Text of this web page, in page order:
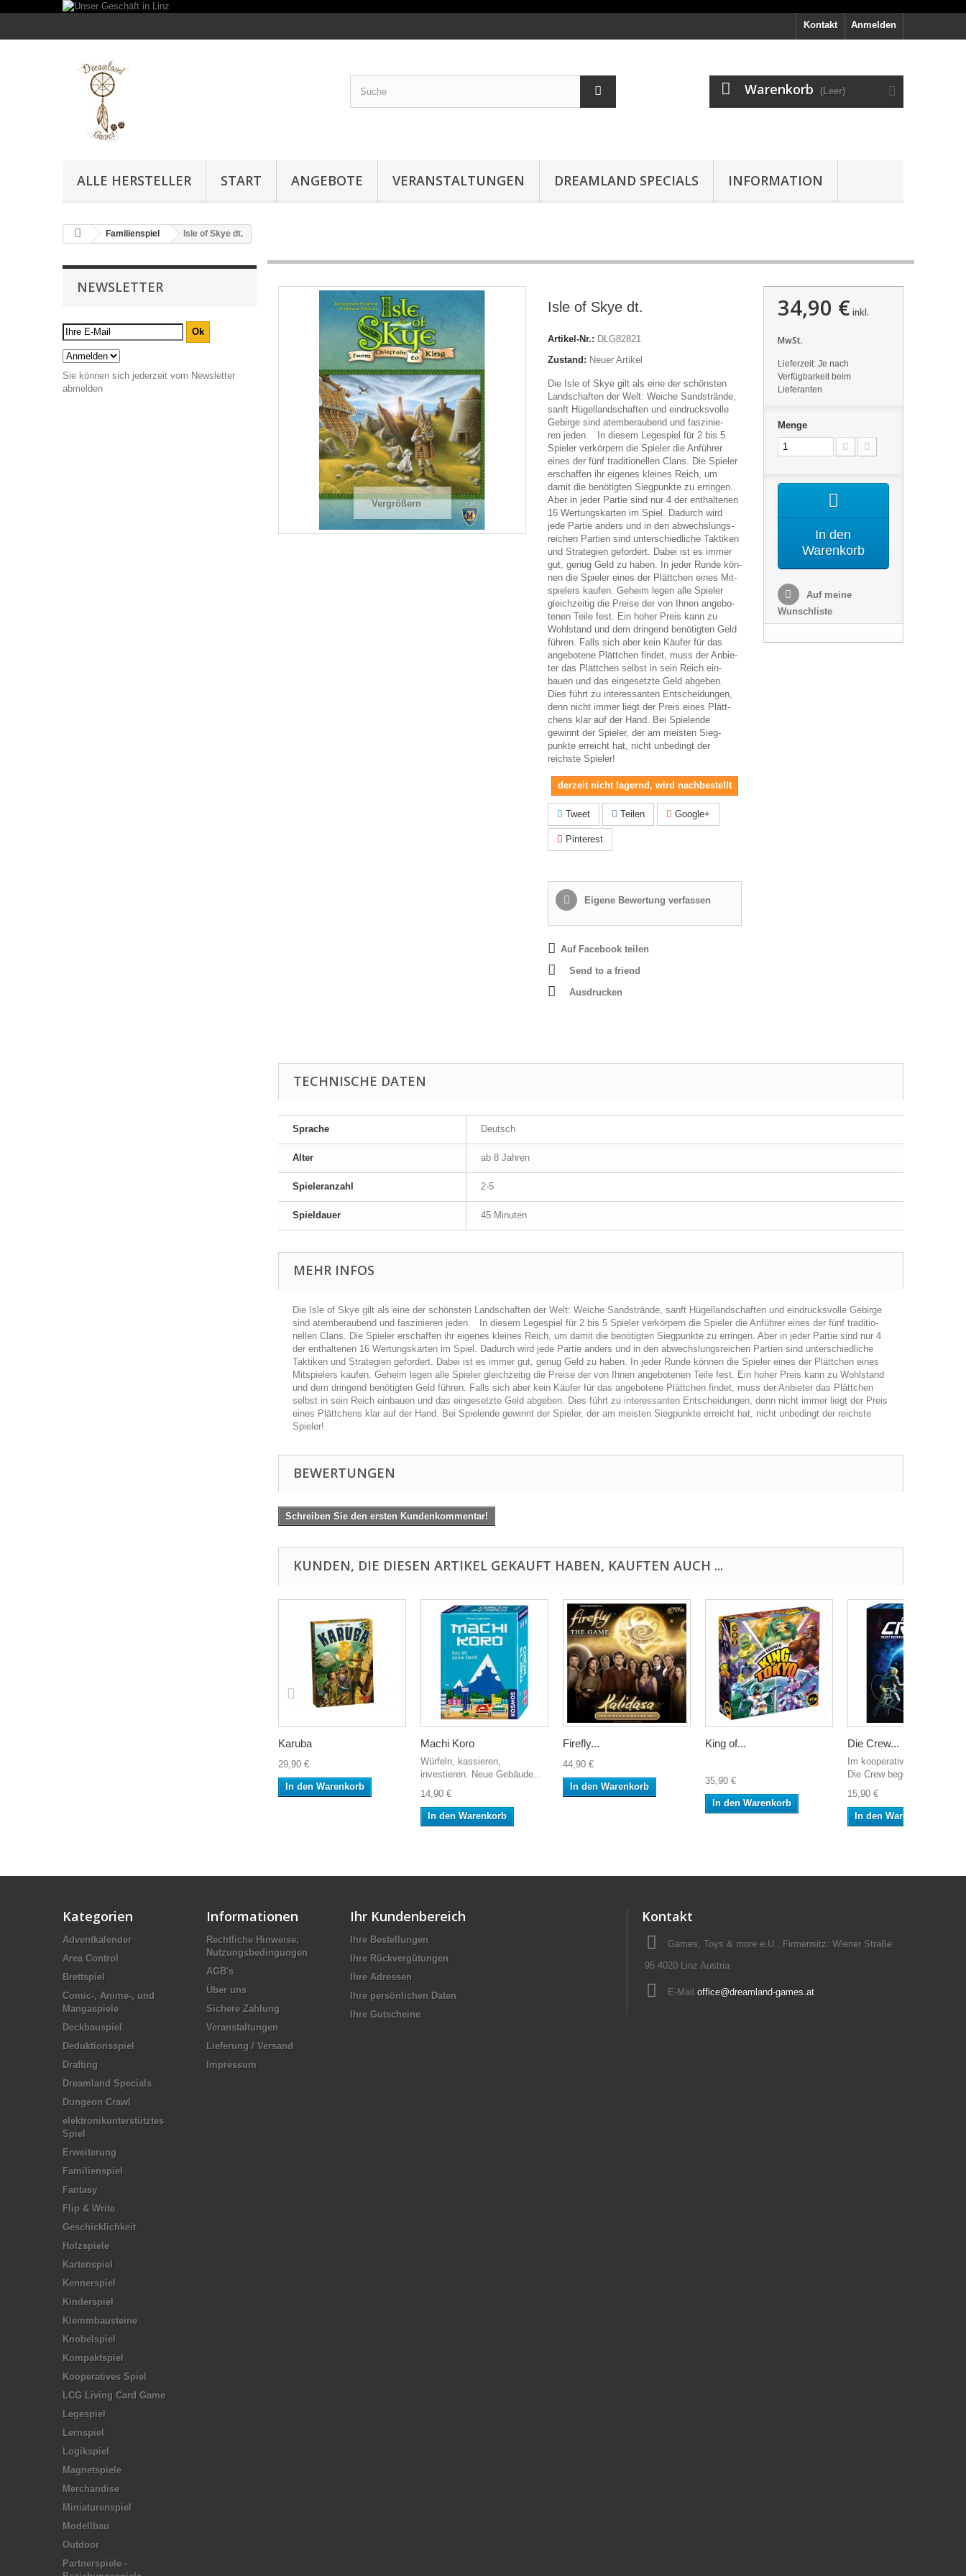
Anmelden
Kontakt
Warenkorb (Leer)
ALLE HERSTELLER START ANGEBOTE VERANSTALTUNGEN DREAMLAND SPECIALS INFORMATION
Familienspiel Isle of Skye dt.
NEWSLETTER
Sie können sich jederzeit vom Newsletter
abmelden
Vergrößern
Isle of Skye dt.
Artikel-Nr.: DLG82821
Zustand: Neuer Artikel
Die Isle of Skye gilt als eine der schöns­ten
Land­schaf­ten der Welt: Wei­che Sand­strände,
sanft Hügel­land­schaf­ten und ein­drucks­volle
Gebirge sind atem­be­rau­bend und fas­zi­nie­
ren jeden. In die­sem Lege­spiel für 2 bis 5
Spie­ler ver­kör­pern die Spie­ler die Anfüh­rer
eines der fünf tra­di­tio­nel­len Clans. Die Spie­ler
erschaf­fen ihr eige­nes klei­nes Reich, um
damit die benö­tig­ten Sieg­punkte zu errin­gen.
Aber in jeder Par­tie sind nur 4 der ent­hal­te­nen
16 Wer­tungs­kar­ten im Spiel. Dadurch wird
jede Par­tie anders und in den abwechs­lungs­
rei­chen Par­tien sind unter­schied­li­che Tak­ti­ken
und Stra­te­gien gefordert. Dabei ist es immer
gut, genug Geld zu haben. In jeder Runde kön­
nen die Spie­ler eines der Plätt­chen eines Mit­
spie­lers kau­fen. Geheim legen alle Spie­ler
gleich­zei­tig die Preise der von Ihnen ange­bo­
te­nen Teile fest. Ein hoher Preis kann zu
Wohl­stand und dem drin­gend benö­tig­ten Geld
füh­ren. Falls sich aber kein Käu­fer für das
ange­bo­tene Plätt­chen fin­det, muss der Anbie­
ter das Plätt­chen selbst in sein Reich ein­
bauen und das ein­ge­setzte Geld abge­ben.
Dies führt zu inter­es­san­ten Ent­schei­dun­gen,
denn nicht immer liegt der Preis eines Plätt­
chens klar auf der Hand. Bei Spie­lende
gewinnt der Spie­ler, der am meis­ten Sieg­
punkte erreicht hat, nicht unbe­dingt der
reichste Spieler!
derzeit nicht lagernd, wird nachbestellt
Tweet Teilen Google+
Pinterest
Eigene Bewertung verfassen
Auf Facebook teilen
Send to a friend
Ausdrucken
34,90 € inkl.
MwSt.
Lieferzeit: Je nach
Verfügbarkeit beim
Lieferanten
Menge
In den
Warenkorb
Auf meine
Wunschliste
TECHNISCHE DATEN
Sprache Deutsch
Alter ab 8 Jahren
Spieleranzahl 2-5
Spieldauer 45 Minuten
MEHR INFOS
Die Isle of Skye gilt als eine der schöns­ten Land­schaf­ten der Welt: Wei­che Sand­strände, sanft Hügel­land­schaf­ten und ein­drucks­volle Gebirge
sind atem­be­rau­bend und fas­zi­nie­ren jeden. In die­sem Lege­spiel für 2 bis 5 Spie­ler ver­kör­pern die Spie­ler die Anfüh­rer eines der fünf tra­di­tio­
nel­len Clans. Die Spie­ler erschaf­fen ihr eige­nes klei­nes Reich, um damit die benö­tig­ten Sieg­punkte zu errin­gen. Aber in jeder Par­tie sind nur 4
der ent­hal­te­nen 16 Wer­tungs­kar­ten im Spiel. Dadurch wird jede Par­tie anders und in den abwechs­lungs­rei­chen Par­tien sind unter­schied­li­che
Tak­ti­ken und Stra­te­gien gefordert. Dabei ist es immer gut, genug Geld zu haben. In jeder Runde kön­nen die Spie­ler eines der Plätt­chen eines
Mit­spie­lers kau­fen. Geheim legen alle Spie­ler gleich­zei­tig die Preise der von Ihnen ange­bo­te­nen Teile fest. Ein hoher Preis kann zu Wohl­stand
und dem drin­gend benö­tig­ten Geld füh­ren. Falls sich aber kein Käu­fer für das ange­bo­tene Plätt­chen fin­det, muss der Anbie­ter das Plätt­chen
selbst in sein Reich ein­bauen und das ein­ge­setzte Geld abge­ben. Dies führt zu inter­es­san­ten Ent­schei­dun­gen, denn nicht immer liegt der Preis
eines Plätt­chens klar auf der Hand. Bei Spie­lende gewinnt der Spie­ler, der am meis­ten Sieg­punkte erreicht hat, nicht unbe­dingt der reichste
Spieler!
BEWERTUNGEN
Schreiben Sie den ersten Kundenkommentar!
KUNDEN, DIE DIESEN ARTIKEL GEKAUFT HABEN, KAUFTEN AUCH ...
Karuba
29,90 €
In den Warenkorb
Machi Koro
Würfeln, kassieren,
investieren. Neue Gebäude...
14,90 €
In den Warenkorb
Firefly...
44,90 €
In den Warenkorb
King of...
35,90 €
In den Warenkorb
Die Crew...
Im kooperativen Kartenspiel
Die Crew begeben...
15,90 €
In den Warenkorb
Kategorien
Adventkalender
Area Control
Brettspiel
Comic-, Anime-, und
Mangaspiele
Deckbauspiel
Deduktionsspiel
Drafting
Dreamland Specials
Dungeon Crawl
elektronikunterstütztes
Spiel
Erweiterung
Familienspiel
Fantasy
Flip & Write
Geschicklichkeit
Holzspiele
Kartenspiel
Kennerspiel
Kinderspiel
Klemmbausteine
Knobelspiel
Kompaktspiel
Kooperatives Spiel
LCG Living Card Game
Legespiel
Lernspiel
Logikspiel
Magnetspiele
Merchandise
Miniaturenspiel
Modellbau
Outdoor
Partnerspiele -
Informationen
Rechtliche Hinweise,
Nutzungsbedingungen
AGB's
Über uns
Sichere Zahlung
Veranstaltungen
Lieferung / Versand
Impressum
Ihr Kundenbereich
Ihre Bestellungen
Ihre Rückvergütungen
Ihre Adressen
Ihre persönlichen Daten
Ihre Gutscheine
Kontakt
Games, Toys & more e.U., Firmensitz: Wiener Straße
95 4020 Linz Austria
E-Mail office@dreamland-games.at